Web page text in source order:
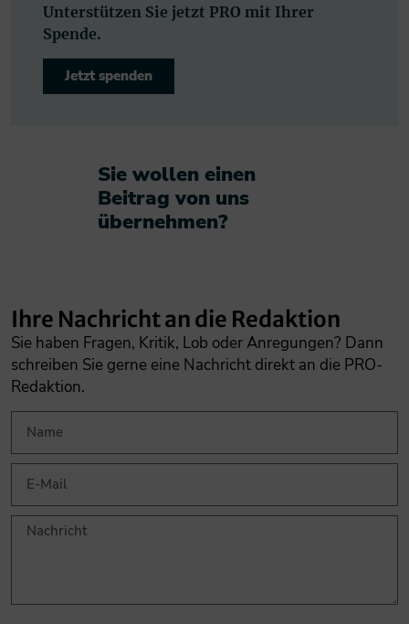
Unterstützen Sie jetzt PRO mit Ihrer
Spende.
Jetzt spenden
Sie wollen einen
Beitrag von uns
übernehmen?​
Ihre Nachricht an die Redaktion
Sie haben Fragen, Kritik, Lob oder Anregungen? Dann
schreiben Sie gerne eine Nachricht direkt an die PRO-
Redaktion.